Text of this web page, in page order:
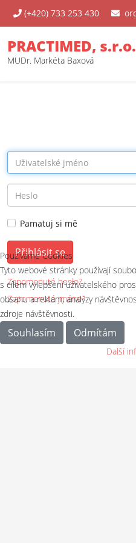
(+420) 733 253 430
PRACTIMED, s.r.o.
MUDr. Markéta Baxová
Pamatuj si mě
Přihlásit se
Zapomenuté heslo?
Zapomenuté jméno?
Používáme Cookies
Tyto webové stránky používají
s cílem vylepšení uživatelského
obsahu a reklam, analýzy
zdroje návštěvnosti.
Souhlasím Odmítám
Další